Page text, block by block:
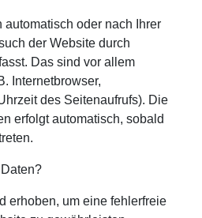
oder nach Ihrer
der Website durch
Das sind vor allem
Internetbrowser,
des Seitenaufrufs). Die
erfolgt automatisch, sobald
erhoben, um eine fehlerfreie